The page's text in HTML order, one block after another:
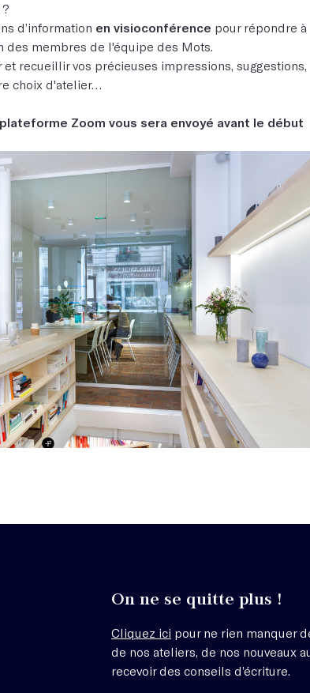
d’information en visioconférence pour répondre à
des membres de l'équipe des Mots.
recueillir vos précieuses impressions, suggestions,
choix d'atelier…
Zoom vous sera envoyé avant le début
On ne se quitte plus !
Cliquez ici pour ne rien manquer
de nos ateliers, de nos nouveaux
recevoir des conseils d’écriture.